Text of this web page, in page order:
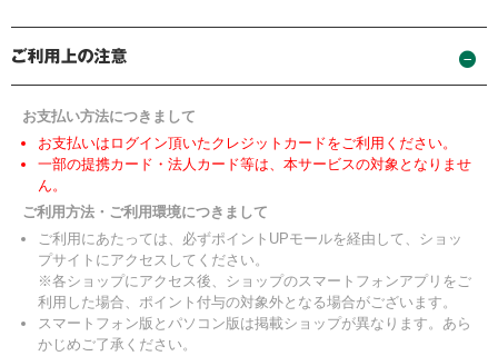
お支払い方法につきまして
お支払いはログイン頂いたクレジットカードをご利用ください。
一部の提携カード・法人カード等は、本サービスの対象となりませ
ん。
ご利用方法・ご利用環境につきまして
ご利用にあたっては、必ずポイントUPモールを経由して、ショッ
プサイトにアクセスしてください。
※各ショップにアクセス後、ショップのスマートフォンアプリをご
利用した場合、ポイント付与の対象外となる場合がございます。
スマートフォン版とパソコン版は掲載ショップが異なります。あら
かじめご了承ください。